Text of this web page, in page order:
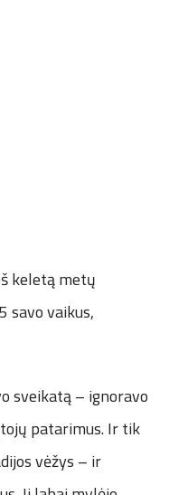
keletą metų
savo vaikus,
sveikatą – ignoravo
patarimus. Ir tik
vėžys – ir